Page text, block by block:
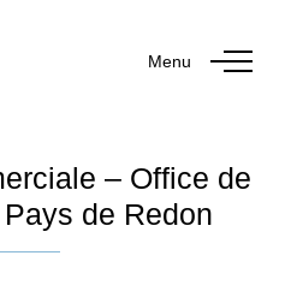
Menu
– Office de
de Redon